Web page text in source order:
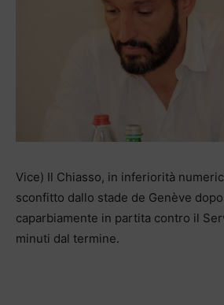
Vice) Il Chiasso, in inferiorità
sconfitto dallo stade de Genève
caparbiamente in partita contro il
minuti dal termine.